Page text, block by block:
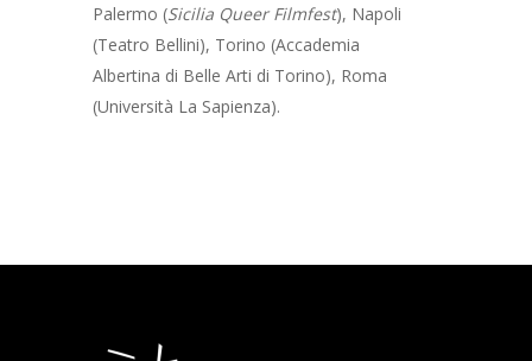
Palermo (Sicilia Queer Filmfest), Napoli
(Teatro Bellini), Torino (Accademia
Albertina di Belle Arti di Torino), Roma
(Università La Sapienza).